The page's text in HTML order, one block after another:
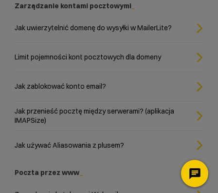
Zarządzanie kontami pocztowymi
Jak uwierzytelnić domenę do wysyłki w MailerLite?
Limit pojemności kont pocztowych dla domeny
Jak zablokować konto email?
Jak przenieść pocztę między serwerami? (aplikacja
IMAPSize)
Jak używać Aliasowania z plusem?
Poczta przez www